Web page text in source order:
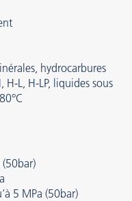
hydrocarbures
L, H-LP, liquides sous
(50bar)
5 MPa (50bar)